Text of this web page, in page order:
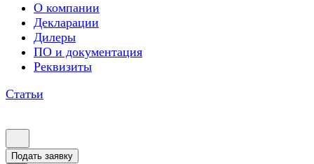
О компании
Декларации
Дилеры
ПО и документация
Реквизиты
Статьи
Подать заявку